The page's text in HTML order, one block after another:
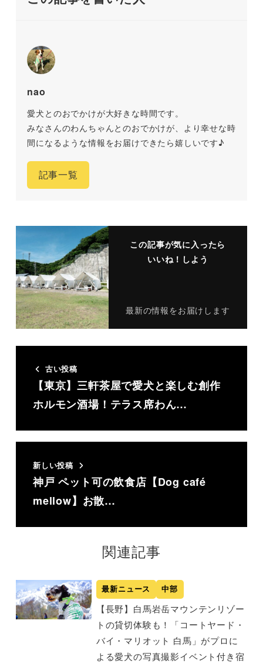
nao
愛犬とのおでかけが大好きな時間です。
みなさんのわんちゃんとのおでかけが、より幸せな時
間になるような情報をお届けできたら嬉しいです♪
記事一覧
この記事が気に入ったら
いいね！しよう
最新の情報をお届けします
古い投稿
【東京】三軒茶屋で愛犬と楽しむ創作
ホルモン酒場！テラス席わん…
新しい投稿
神戸 ペット可の飲食店【Dog café
mellow】お散…
関連記事
最新ニュース 中部
【長野】白馬岩岳マウンテンリゾー
トの貸切体験も！「コートヤード・
バイ・マリオット 白馬」がプロに
よる愛犬の写真撮影イベント付き宿